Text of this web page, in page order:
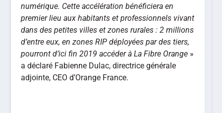
numérique. Cette accélération bénéficiera en
premier lieu aux habitants et professionnels vivant
dans des petites villes et zones rurales : 2 millions
d’entre eux, en zones RIP déployées par des tiers,
pourront d’ici fin 2019 accéder à La Fibre Orange »
a déclaré Fabienne Dulac, directrice générale
adjointe, CEO d’Orange France.